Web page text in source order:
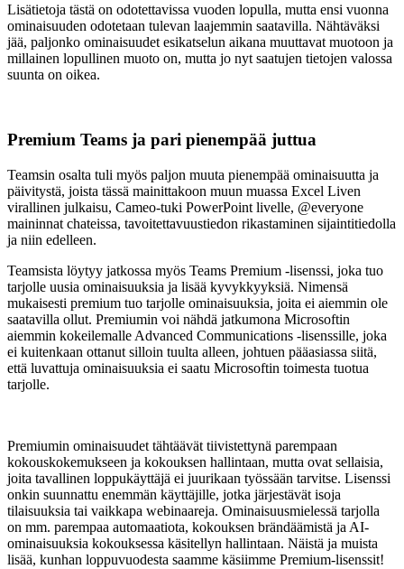
Lisätietoja tästä on odotettavissa vuoden lopulla, mutta ensi vuonna
ominaisuuden odotetaan tulevan laajemmin saatavilla. Nähtäväksi
jää, paljonko ominaisuudet esikatselun aikana muuttavat muotoon ja
millainen lopullinen muoto on, mutta jo nyt saatujen tietojen valossa
suunta on oikea.
Premium Teams ja pari pienempää juttua
Teamsin osalta tuli myös paljon muuta pienempää ominaisuutta ja
päivitystä, joista tässä mainittakoon muun muassa Excel Liven
virallinen julkaisu, Cameo-tuki PowerPoint livelle, @everyone
maininnat chateissa, tavoitettavuustiedon rikastaminen sijaintitiedolla
ja niin edelleen.
Teamsista löytyy jatkossa myös Teams Premium -lisenssi, joka tuo
tarjolle uusia ominaisuuksia ja lisää kyvykkyyksiä. Nimensä
mukaisesti premium tuo tarjolle ominaisuuksia, joita ei aiemmin ole
saatavilla ollut. Premiumin voi nähdä jatkumona Microsoftin
aiemmin kokeilemalle Advanced Communications -lisenssille, joka
ei kuitenkaan ottanut silloin tuulta alleen, johtuen pääasiassa siitä,
että luvattuja ominaisuuksia ei saatu Microsoftin toimesta tuotua
tarjolle.
Premiumin ominaisuudet tähtäävät tiivistettynä parempaan
kokouskokemukseen ja kokouksen hallintaan, mutta ovat sellaisia,
joita tavallinen loppukäyttäjä ei juurikaan työssään tarvitse. Lisenssi
onkin suunnattu enemmän käyttäjille, jotka järjestävät isoja
tilaisuuksia tai vaikkapa webinaareja. Ominaisuusmielessä tarjolla
on mm. parempaa automaatiota, kokouksen brändäämistä ja AI-
ominaisuuksia kokouksessa käsitellyn hallintaan. Näistä ja muista
lisää, kunhan loppuvuodesta saamme käsiimme Premium-lisenssit!